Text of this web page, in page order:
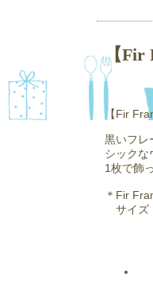
【Fir
【Fir
黒いフレ
シックな
1枚で飾
＊Fir
サイズ